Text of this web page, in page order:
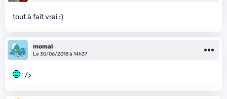
tout à fait vrai :)
momal
Le 30/06/2018 à 14h37
" />